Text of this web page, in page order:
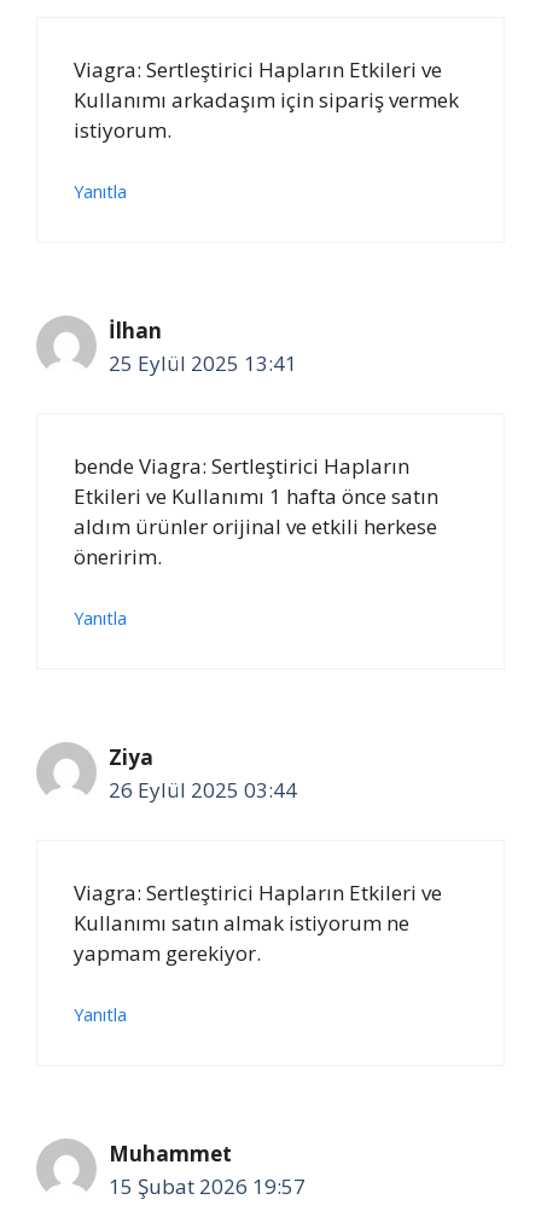
Viagra: Sertleştirici Hapların Etkileri ve
Kullanımı arkadaşım için sipariş vermek
istiyorum.
Yanıtla
İlhan
25 Eylül 2025 13:41
bende Viagra: Sertleştirici Hapların
Etkileri ve Kullanımı 1 hafta önce satın
aldım ürünler orijinal ve etkili herkese
öneririm.
Yanıtla
Ziya
26 Eylül 2025 03:44
Viagra: Sertleştirici Hapların Etkileri ve
Kullanımı satın almak istiyorum ne
yapmam gerekiyor.
Yanıtla
Muhammet
15 Şubat 2026 19:57